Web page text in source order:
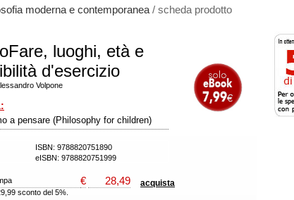
moderna e contemporanea / scheda prodotto
luoghi, età e
d'esercizio
Volpone
a pensare (Philosophy for children)
ISBN: 9788820751890
eISBN: 9788820751999
€ 28,49 acquista
sconto del 5%.